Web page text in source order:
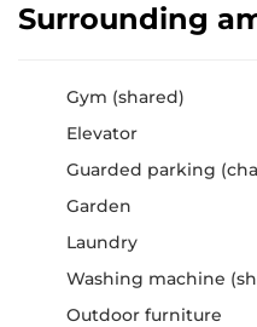
Surrounding
Gym (shared)
Elevator
Guarded parking
Garden
Laundry
Washing machine
Outdoor furniture